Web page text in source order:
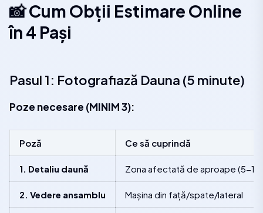
📸 Cum Obții Estimare Online
în 4 Pași
Pasul 1: Fotografiază Dauna (5 minute)
Poze necesare (MINIM 3):
Poză Ce să cuprindă
1. Detaliu daună Zona afectată de aproape (5-10
2. Vedere ansamblu Mașina din față/spate/lateral